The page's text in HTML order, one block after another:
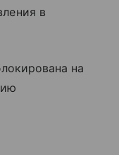
в
на